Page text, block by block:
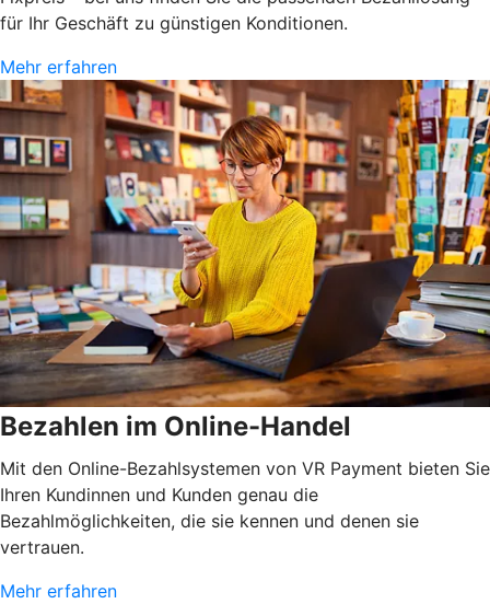
für Ihr Geschäft zu günstigen Konditionen.
Mehr erfahren
Bezahlen im Online-Handel
Mit den Online-Bezahlsystemen von VR Payment bieten Sie
Ihren Kundinnen und Kunden genau die
Bezahlmöglichkeiten, die sie kennen und denen sie
vertrauen.
Mehr erfahren